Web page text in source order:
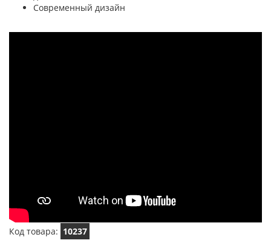
Современный дизайн
Код товара: 10237